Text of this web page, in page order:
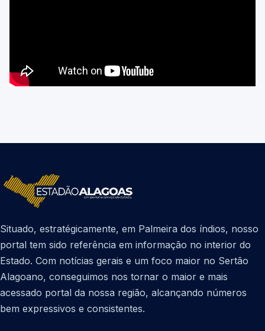
Situado, estratégicamente, em Palmeira dos índios, nosso
portal tem sido referência em informação no interior do
Estado. Com notícias gerais e um foco maior no Sertão
Alagoano, conseguimos nos tornar o maior e mais
acessado portal da nossa região, alcançando números
bem expressivos e consistentes.